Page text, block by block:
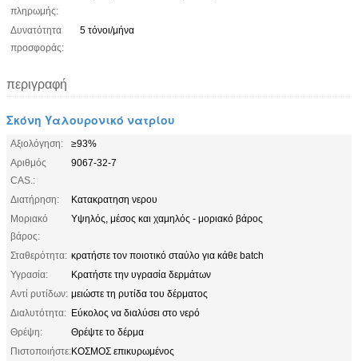
πληρωμής:
Δυνατότητα
προσφοράς:
5 τόνοι/μήνα
περιγραφή
Σκόνη Υαλουρονικό νατρίου
Αξιολόγηση:
≥93%
Αριθμός
CAS.:
9067-32-7
Διατήρηση:
Κατακρατηση νερου
Μοριακό
βάρος:
Υψηλός, μέσος και χαμηλός - μοριακό βάρος
Σταθερότητα: κρατήστε τον ποιοτικό σταύλο για κάθε batch
Υγρασία:
Κρατήστε την υγρασία δερμάτων
Αντί ρυτίδων: μειώστε τη ρυτίδα του δέρματος
Διαλυτότητα: Εύκολος να διαλύσει στο νερό
Θρέψη:
Θρέψτε το δέρμα
Πιστοποιήστε:ΚΟΣΜΟΣ επικυρωμένος